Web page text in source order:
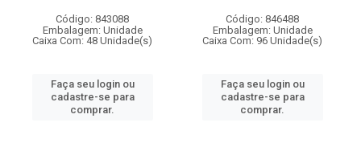
Código: 843088
Embalagem: Unidade
Caixa Com: 48 Unidade(s)
Faça seu login ou
cadastre-se para
comprar.
Código: 846488
Embalagem: Unidade
Caixa Com: 96 Unidade(s)
Faça seu login ou
cadastre-se para
comprar.